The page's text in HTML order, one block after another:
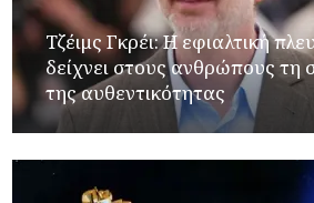
Τζέιμς Γκρέι: H εφιαλτική
δείχνει στους ανθρώπους τη
της αυθεντικότητας